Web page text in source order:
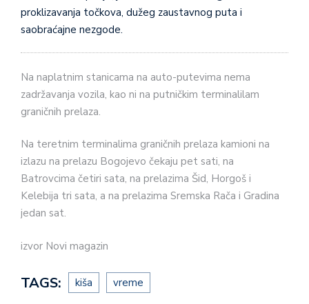
proklizavanja točkova, dužeg zaustavnog puta i
saobraćajne nezgode.
Na naplatnim stanicama na auto-putevima nema
zadržavanja vozila, kao ni na putničkim terminalilam
graničnih prelaza.
Na teretnim terminalima graničnih prelaza kamioni na
izlazu na prelazu Bogojevo čekaju pet sati, na
Batrovcima četiri sata, na prelazima Šid, Horgoš i
Kelebija tri sata, a na prelazima Sremska Rača i Gradina
jedan sat.
izvor Novi magazin
TAGS: kiša vreme